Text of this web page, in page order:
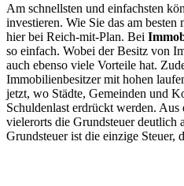
Am schnellsten und einfachsten
investieren. Wie Sie das am besten
hier bei Reich-mit-Plan. Bei
so einfach. Wobei der Besitz von
auch ebenso viele Vorteile hat.
Immobilienbesitzer mit hohen
jetzt, wo Städte, Gemeinden und
Schuldenlast erdrückt werden.
vielerorts die Grundsteuer deutlich
Grundsteuer ist die einzige Steuer,